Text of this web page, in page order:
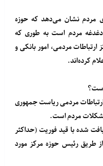
مردم نشان می‌دهد که حوزه
مردم است به طوری که
مرکز ارتباطات مردمی، امور بانکی و
کرده‌اند.
مردمی ریاست جمهوری
مردم است.
از موارد دریافت شده با قید فوریت (حداکثر
از طریق رئیس حوزه مرکز مورد